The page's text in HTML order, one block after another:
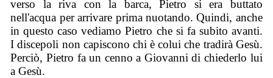
verso la riva con la barca, Pietro si era buttato
nell'acqua per arrivare prima nuotando. Quindi, anche
in questo caso vediamo Pietro che si fa subito avanti.
I discepoli non capiscono chi è colui che tradirà Gesù.
Perciò, Pietro fa un cenno a Giovanni di chiederlo lui
a Gesù.